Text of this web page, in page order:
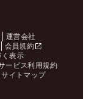
運営会社
会員規約
く表示
ービス利用規約
サイトマップ